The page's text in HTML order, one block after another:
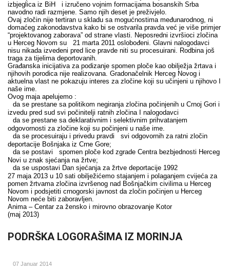
izbjeglica iz BiH i izručeno vojnim formacijama bosanskih Srba
navodno radi razmjene. Samo njih deset je preživjelo.
Ovaj zločin nije tertiran u skladu sa mogućnostima međunarodnog, ni
domaćeg zakonodavstva kako bi se ostvarila pravda već je više primjer
“projektovanog zaborava” od strane vlasti. Neposredni izvršioci zločina
u Herceg Novom su 21 marta 2011 oslobođeni. Glavni nalogodavci
nisu nikada izvedeni pred lice pravde niti su procesuirani. Rodbina još
traga za tijelima deportovanih.
Građanska inicijativa za podizanje spomen ploče kao obilježja žrtava i
njihovih porodica nije realizovana. Gradonačelnik Herceg Novog i
aktuelna vlast ne pokazuju interes za zločine koji su učinjeni u njihovo I
naše ime.
Ovog maja apelujemo :
da se prestane sa politikom negiranja zločina počinjenih u Crnoj Gori i
izvedu pred sud svi počinitelji ratnih zločina I nalogodavci
da se prestane sa deklarativnim i selektivnim prihvatanjem
odgovornosti za zločine koji su počinjeni u naše ime.
da se procesuiraju i privedu pravdi svi odgovornih za ratni zločin
deportacije Bošnjaka iz Crne Gore;
da se postavi spomen ploče kod zgrade Centra bezbjednosti Herceg
Novi u znak sjećanja na žrtve;
da se uspostavi Dan sjećanja za žrtve deportacije 1992
27 maja 2013 u 10 sati obilježićemo stajanjem i polaganjem cvijeća za
pomen žrtvama zločina izvršenog nad Bošnjačkim civilima u Herceg
Novom i podsjetiti crnogorski javnost da zločin počinjen u Herceg
Novom neće biti zaboravljen.
Anima – Centar za žensko i mirovno obrazovanje Kotor
(maj 2013)
PODRŠKA LOGORAŠIMA IZ MORINJA
07 Januar 2014